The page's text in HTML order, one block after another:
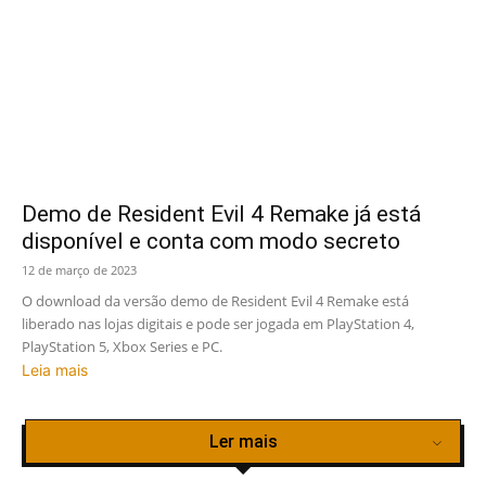
Demo de Resident Evil 4 Remake já está
disponível e conta com modo secreto
12 de março de 2023
O download da versão demo de Resident Evil 4 Remake está
liberado nas lojas digitais e pode ser jogada em PlayStation 4,
PlayStation 5, Xbox Series e PC.
Leia mais
Ler mais